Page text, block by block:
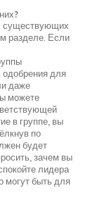
существующих
разделе. Если
одобрения для
даже
можете
в группе, вы
по
будет
зачем вы
лидера
могут быть для